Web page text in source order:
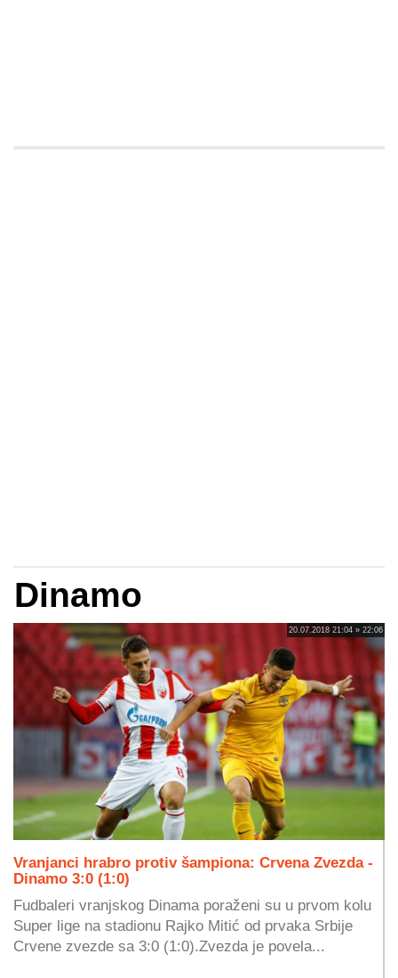
Dinamo
20.07.2018 21:04 » 22:06
Vranjanci hrabro protiv šampiona: Crvena Zvezda -
Dinamo 3:0 (1:0)
Fudbaleri vranjskog Dinama poraženi su u prvom kolu
Super lige na stadionu Rajko Mitić od prvaka Srbije
Crvene zvezde sa 3:0 (1:0).Zvezda je povela...